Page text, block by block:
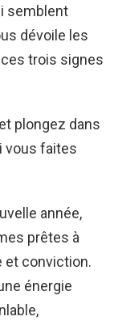
semblent
dévoile les
trois signes
plongez dans
vous faites
année,
prêtes à
et conviction.
énergie